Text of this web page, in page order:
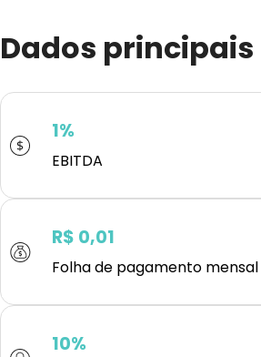
Dados principais
1%
EBITDA
R$ 0,01
Folha de pagamento mensal
10%